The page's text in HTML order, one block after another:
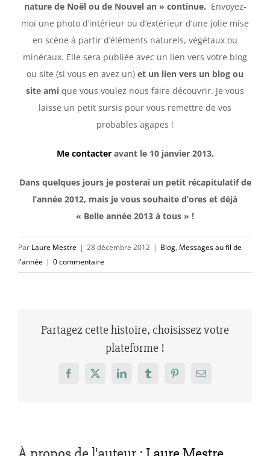
nature de Noël ou de Nouvel an » continue. Envoyez-
moi une photo d’intérieur ou d’extérieur d’une jolie mise
en scène à partir d’éléments naturels, végétaux ou
minéraux. Elle sera publiée avec un lien vers votre blog
ou site (si vous en avez un) et un lien vers un blog ou
site ami que vous voulez nous faire découvrir. Je vous
laisse un petit sursis pour vous remettre de vos
probables agapes !
Me contacteravant le 10 janvier 2013.
Dans quelques jours je posterai un petit récapitulatif de
l’année 2012, mais je vous souhaite d’ores et déjà
« Belle année 2013 à tous » !
Par Laure Mestre | 28 décembre 2012 | Blog, Messages au fil de
l'année | 0 commentaire
Partagez cette histoire, choisissez votre
plateforme !
Facebook
X LinkedInTumblrPinterestEmail